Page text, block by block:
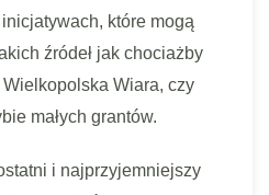
które mogą
źródeł jak chociażby
Wiara, czy
małych grantów.
i najprzyjemniejszy